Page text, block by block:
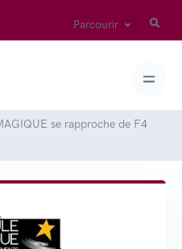
Parcourir
se rapproche de F4